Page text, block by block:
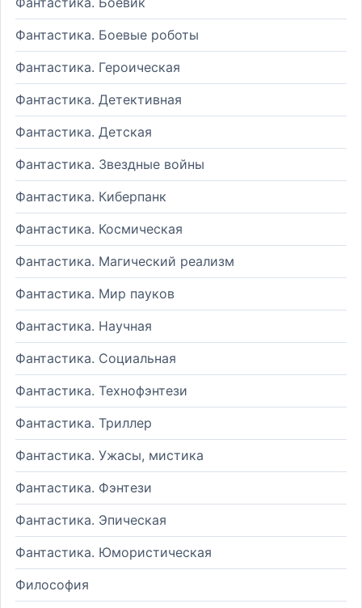
Фантастика. Боевые роботы
Фантастика. Героическая
Фантастика. Детективная
Фантастика. Детская
Фантастика. Звездные войны
Фантастика. Киберпанк
Фантастика. Космическая
Фантастика. Магический реализм
Фантастика. Мир пауков
Фантастика. Научная
Фантастика. Социальная
Фантастика. Технофэнтези
Фантастика. Триллер
Фантастика. Ужасы, мистика
Фантастика. Фэнтези
Фантастика. Эпическая
Фантастика. Юмористическая
Философия